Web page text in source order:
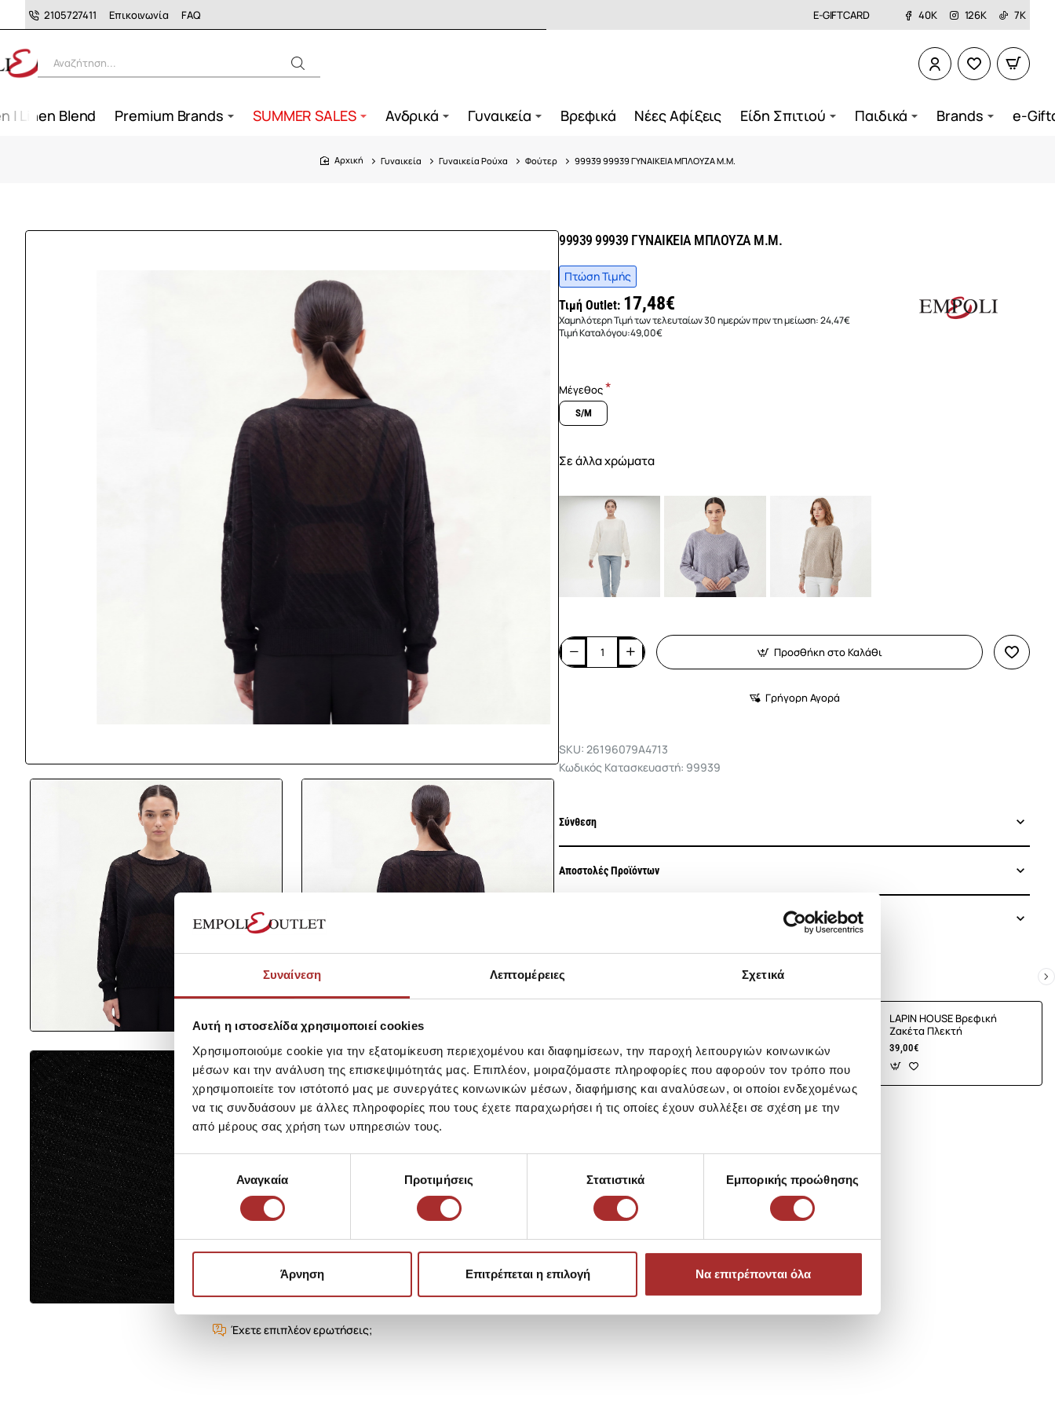
Συναίνεση Λεπτομέρειες Σχετικά
Αυτή η ιστοσελίδα χρησιμοποιεί cookies
Χρησιμοποιούμε cookie για την εξατομίκευση περιεχομένου και διαφημίσεων, την παροχή λειτουργιών κοινωνικών
μέσων και την ανάλυση της επισκεψιμότητάς μας. Επιπλέον, μοιραζόμαστε πληροφορίες που αφορούν τον τρόπο που
χρησιμοποιείτε τον ιστότοπό μας με συνεργάτες κοινωνικών μέσων, διαφήμισης και αναλύσεων, οι οποίοι ενδεχομένως
να τις συνδυάσουν με άλλες πληροφορίες που τους έχετε παραχωρήσει ή τις οποίες έχουν συλλέξει σε σχέση με την
από μέρους σας χρήση των υπηρεσιών τους.
Επιλογή
συγκατάθεσηςΑναγκαία Προτιμήσεις Στατιστικά Εμπορικής προώθησης
Άρνηση Επιτρέπεται η επιλογή Να επιτρέπονται όλα
2105727411 Επικοινωνία FAQ E-GIFTCARD 40K 126K 7K
Αναζήτηση...
| Linen Blend Premium Brands SUMMER SALES Ανδρικά Γυναικεία Βρεφικά Νέες Αφίξεις Είδη Σπιτιού Παιδικά Brands e-
home
Γυναικεία Γυναικεία Ρούχα Φούτερ 99939 99939 ΓΥΝΑΙΚΕΙΑ ΜΠΛΟΥΖΑ Μ.Μ.
-29%
Έχετε επιπλέον ερωτήσεις;
99939 99939 ΓΥΝΑΙΚΕΙΑ ΜΠΛΟΥΖΑ Μ.Μ.
Πτώση Τιμής
Τιμή Outlet: 17,48€
Χαμηλότερη Τιμή των τελευταίων 30 ημερών πριν τη μείωση:24,47€
Τιμή Καταλόγου:49,00€
Μέγεθος
S/M
Σε άλλα χρώματα
Προσθήκη στο Καλάθι
Γρήγορη Αγορά
SKU: 26196079A4713
Κωδικός Κατασκευαστή: 99939
Σύνθεση
Αποστολές Προϊόντων
Ίδια κατηγορία
39,00€
LAPIN HOUSE Βρεφική
Ζακέτα Πλεκτή
39,00€